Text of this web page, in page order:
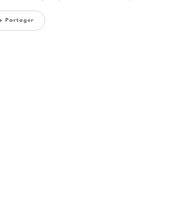
Partager